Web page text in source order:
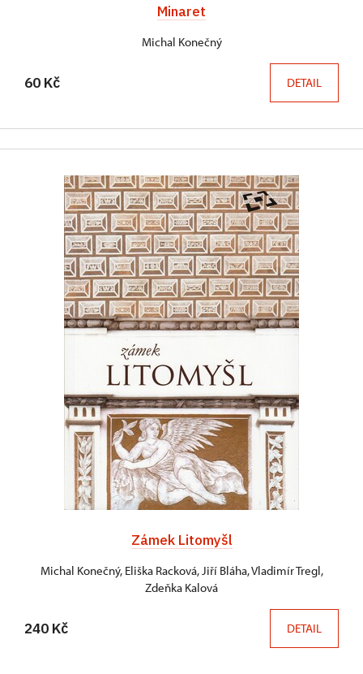
Minaret
Michal Konečný
60 Kč DETAIL
Zámek Litomyšl
Michal Konečný, Eliška Racková, Jiří Bláha, Vladimír Tregl,
Zdeňka Kalová
240 Kč DETAIL